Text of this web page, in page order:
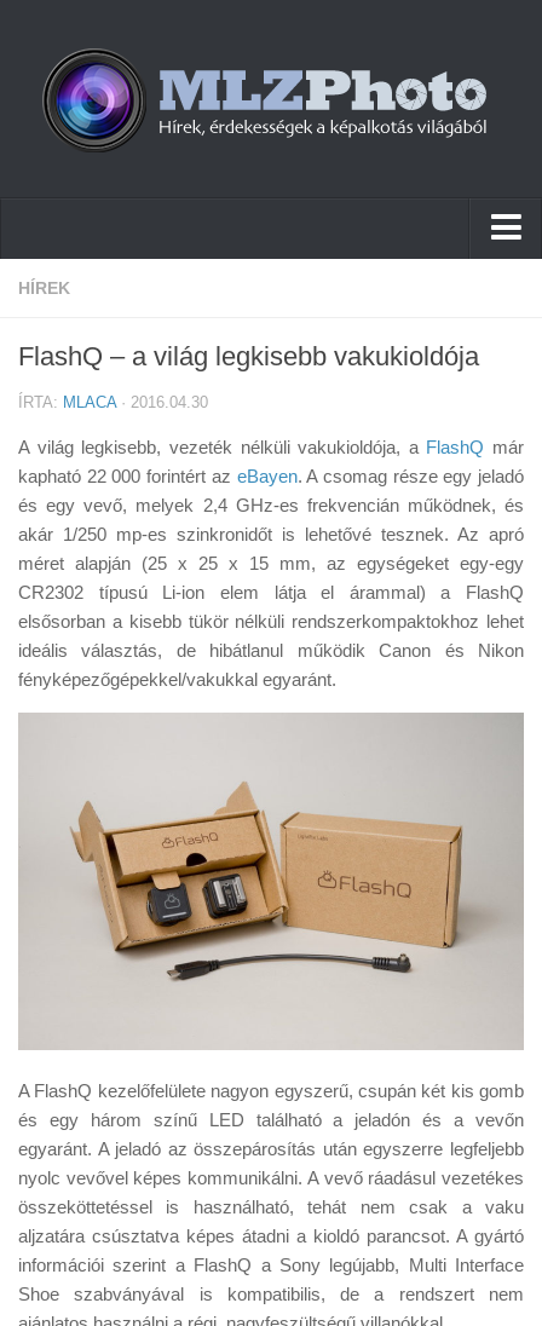
Hírek
Cikkek
Firmware
Tudástár
Érdekességek
Helyszíni Riport
E-BB
HÍREK
FlashQ – a világ legkisebb vakukioldója
ÍRTA: MLACA· 2016.04.30
A világ legkisebb, vezeték nélküli vakukioldója, a FlashQ már
kapható 22 000 forintért az eBayen. A csomag része egy jeladó
és egy vevő, melyek 2,4 GHz-es frekvencián működnek, és
akár 1/250 mp-es szinkronidőt is lehetővé tesznek. Az apró
méret alapján (25 x 25 x 15 mm, az egységeket egy-egy
CR2302 típusú Li-ion elem látja el árammal) a FlashQ
elsősorban a kisebb tükör nélküli rendszerkompaktokhoz lehet
ideális választás, de hibátlanul működik Canon és Nikon
fényképezőgépekkel/vakukkal egyaránt.
A FlashQ kezelőfelülete nagyon egyszerű, csupán két kis gomb
és egy három színű LED található a jeladón és a vevőn
egyaránt. A jeladó az összepárosítás után egyszerre legfeljebb
nyolc vevővel képes kommunikálni. A vevő ráadásul vezetékes
összeköttetéssel is használható, tehát nem csak a vaku
aljzatára csúsztatva képes átadni a kioldó parancsot. A gyártó
információi szerint a FlashQ a Sony legújabb, Multi Interface
Shoe szabványával is kompatibilis, de a rendszert nem